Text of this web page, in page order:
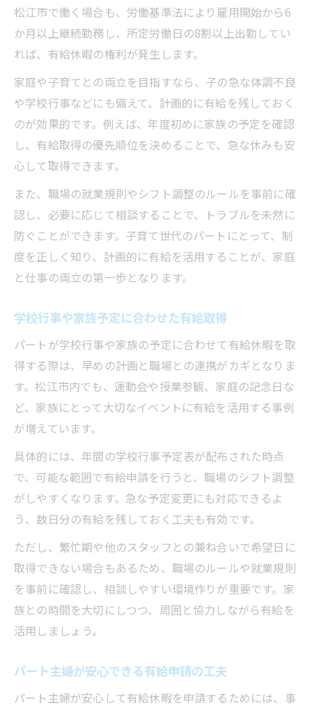
松江市で働く場合も、労働基準法により雇用開始から6
か月以上継続勤務し、所定労働日の8割以上出勤してい
れば、有給休暇の権利が発生します。
家庭や子育てとの両立を目指すなら、子の急な体調不良
や学校行事などにも備えて、計画的に有給を残しておく
のが効果的です。例えば、年度初めに家族の予定を確認
し、有給取得の優先順位を決めることで、急な休みも安
心して取得できます。
また、職場の就業規則やシフト調整のルールを事前に確
認し、必要に応じて相談することで、トラブルを未然に
防ぐことができます。子育て世代のパートにとって、制
度を正しく知り、計画的に有給を活用することが、家庭
と仕事の両立の第一歩となります。
学校行事や家族予定に合わせた有給取得
パートが学校行事や家族の予定に合わせて有給休暇を取
得する際は、早めの計画と職場との連携がカギとなりま
す。松江市内でも、運動会や授業参観、家庭の記念日な
ど、家族にとって大切なイベントに有給を活用する事例
が増えています。
具体的には、年間の学校行事予定表が配布された時点
で、可能な範囲で有給申請を行うと、職場のシフト調整
がしやすくなります。急な予定変更にも対応できるよ
う、数日分の有給を残しておく工夫も有効です。
ただし、繁忙期や他のスタッフとの兼ね合いで希望日に
取得できない場合もあるため、職場のルールや就業規則
を事前に確認し、相談しやすい環境作りが重要です。家
族との時間を大切にしつつ、周囲と協力しながら有給を
活用しましょう。
パート主婦が安心できる有給申請の工夫
パート主婦が安心して有給休暇を申請するためには、事